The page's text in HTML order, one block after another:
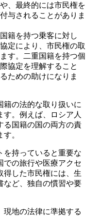
、最終的には市民権を
与されることがありま
籍を持つ乗客に対し
定により、市民権の取
す。二重国籍を持つ個
協定を理解すること
ための助けになりま
籍の法的な取り扱いに
。例えば、ロシア人
る国籍の国の両方の責
。
を持っていると重要な
での旅行や医療アクセ
得した市民権には、生
など、独自の慣習や要
現地の法律に準拠する